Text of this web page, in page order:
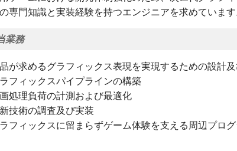
専門知識と実装経験を持つエンジニアを求めています
業務
品が求めるグラフィックス表現を実現するための設計
ラフィックスパイプラインの構築
画処理負荷の計測および最適化
新技術の調査及び実装
ラフィックスに留まらずゲーム体験を支える周辺プロ